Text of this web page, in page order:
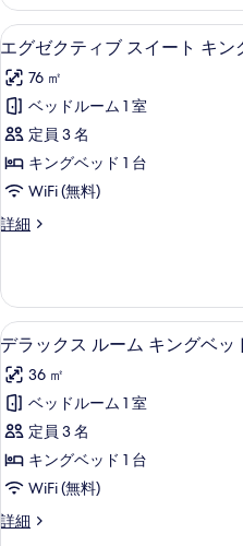
真
を
表
示
す
る
ン
ビ
ュ
ー
の
す
べ
て
の
真
を
表
示
す
る
ン
ビ
ー
の
詳
細
グ
ベ
ッ
ド
1
台
コ
ー
の
す
べ
て
の
写
真
を
表
ル
ー
キ
ン
ベ
ッ
ド
台
ー
の
詳
細
エ
グ
ゼ
ク
テ
ィ
ブ
ス
ー
ト
キ
ン
グ
ベ
ッ
ド
1
11
エグゼクティブ スイート キン
76 ㎡
ベッドルーム 1 室
定員 3 名
キングベッド 1 台
WiFi (無料)
詳細
エ
テ
ィ
ブ
イ
ー
キ
ン
グ
ベ
ッ
デ
ラ
ッ
ク
ス
ル
ー
ム
5
デラックス ルーム キングベッ
36 ㎡
ベッドルーム 1 室
定員 3 名
キングベッド 1 台
WiFi (無料)
詳細
デ